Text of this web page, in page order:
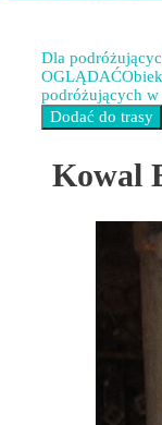
Dla
OGLĄDAĆ
podróżujących w
Kowal